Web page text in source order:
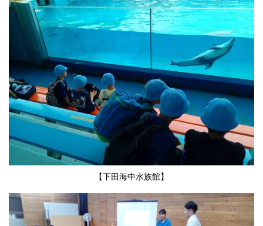
【下田海中水族館】